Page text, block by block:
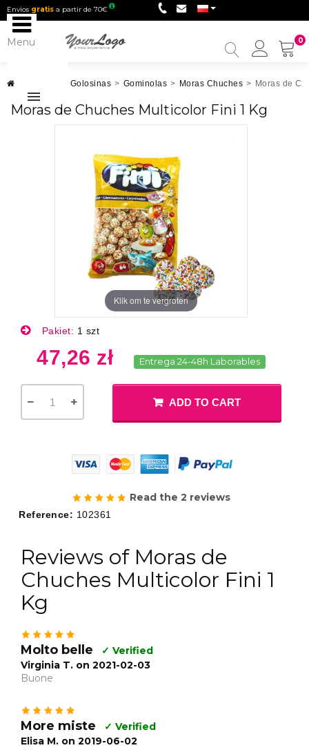
Envios gratis a partir de 70€
0
My
Menu
Golosinas > Gominolas > Moras Chuches > Moras de
Moras de Chuches Multicolor Fini 1 Kg
Klik om te vergroten
Pakiet: 1 szt
47,26 zł Entrega 24-48h Laborables
ADD TO CART
Read the 2 reviews
Reference: 102361
Reviews of Moras de
Chuches Multicolor Fini 1
Kg
Molto belle
✓ Verified
Virginia T. on 2021-02-03
Buone
More miste
✓ Verified
Elisa M. on 2019-06-02